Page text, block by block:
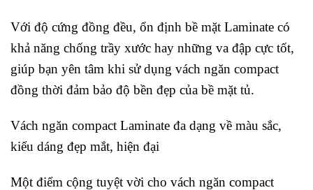
Với độ cứng đồng đều, ổn định bề mặt Laminate có
khả năng chống trầy xước hay những va đập cực tốt,
giúp bạn yên tâm khi sử dụng vách ngăn compact
đồng thời đảm bảo độ bền đẹp của bề mặt tủ.
Vách ngăn compact Laminate đa dạng về màu sắc,
kiểu dáng đẹp mắt, hiện đại
Một điểm cộng tuyệt vời cho vách ngăn compact